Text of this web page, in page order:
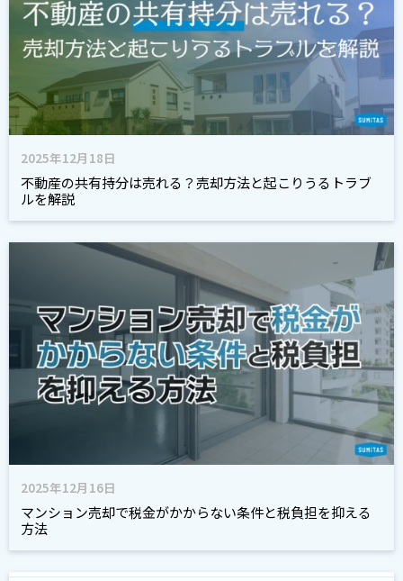
2025年12月18日
不動産の共有持分は売れる？売却方法と起こりうるトラブ
ルを解説
2025年12月16日
マンション売却で税金がかからない条件と税負担を抑える
方法